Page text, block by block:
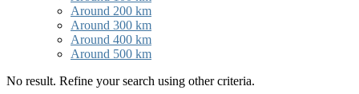
Around 200 km
Around 300 km
Around 400 km
Around 500 km
No result. Refine your search using other criteria.